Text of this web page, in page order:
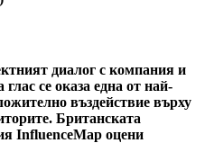
диалог с компания и
се оказа една от най-
въздействие върху
Британската
InfluenceMap оцени